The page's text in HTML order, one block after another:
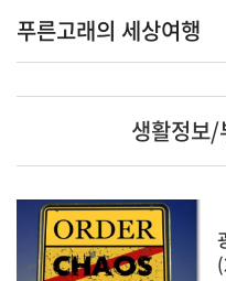
푸른고래의 세상여행
생활정보